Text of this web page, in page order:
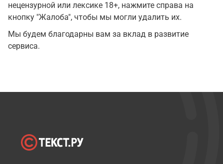
нецензурной или лексике 18+, нажмите справа на
кнопку "Жалоба", чтобы мы могли удалить их.
Мы будем благодарны вам за вклад в развитие
сервиса.